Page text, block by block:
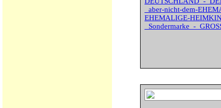
_aber-nicht-dem-
EHEMALIGE-
_Sondermarke_-